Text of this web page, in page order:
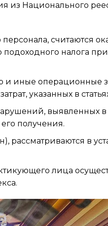
из Национального
считаются
подоходного налога
и иные операционные
указанных в
выявленных в
получения.
рассматриваются в
лица